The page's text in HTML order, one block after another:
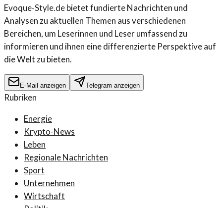
Evoque-Style.de bietet fundierte Nachrichten und
Analysen zu aktuellen Themen aus verschiedenen
Bereichen, um Leserinnen und Leser umfassend zu
informieren und ihnen eine differenzierte Perspektive auf
die Welt zu bieten.
E-Mail anzeigen Telegram anzeigen
Rubriken
Energie
Krypto-News
Leben
Regionale Nachrichten
Sport
Unternehmen
Wirtschaft